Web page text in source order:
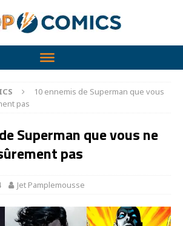
10 ennemis de Superman que vous
pas
Superman que vous ne
pas
Jet Pamplemousse